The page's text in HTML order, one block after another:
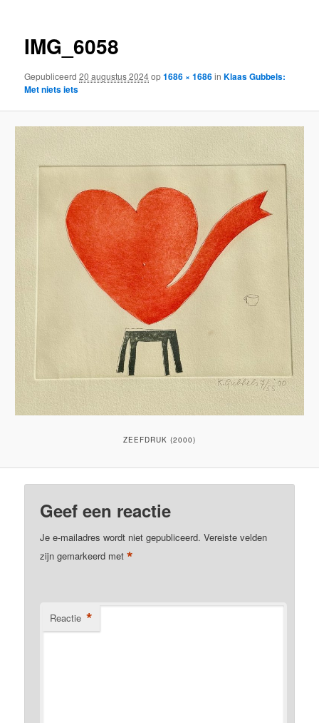
IMG_6058
Gepubliceerd20 augustus 2024op1686 × 1686inKlaas Gubbels:
Met niets iets
ZEEFDRUK (2000)
Geef een reactie
Je e-mailadres wordt niet gepubliceerd. Vereiste velden
zijn gemarkeerd met*
Reactie *